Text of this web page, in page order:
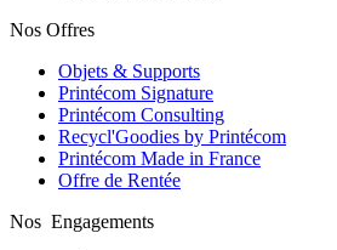
Nos Offres
Objets & Supports
Printécom Signature
Printécom Consulting
Recycl'Goodies by Printécom
Printécom Made in France
Offre de Rentée
Nos Engagements